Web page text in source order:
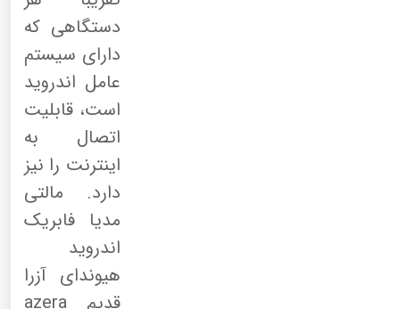
دستگاهی که
دارای سیستم
عامل اندروید
است، قابلیت
اتصال به
اینترنت را نیز
دارد. مالتی
مدیا فابریک
اندروید
هیوندای آزرا